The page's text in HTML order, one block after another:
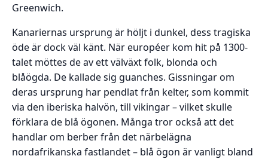
Greenwich.
Kanariernas ursprung är höljt i dunkel, dess tragiska
öde är dock väl känt. När européer kom hit på 1300-
talet möttes de av ett välväxt folk, blonda och
blåögda. De kallade sig guanches. Gissningar om
deras ursprung har pendlat från kelter, som kommit
via den iberiska halvön, till vikingar – vilket skulle
förklara de blå ögonen. Många tror också att det
handlar om berber från det närbelägna
nordafrikanska fastlandet – blå ögon är vanligt bland